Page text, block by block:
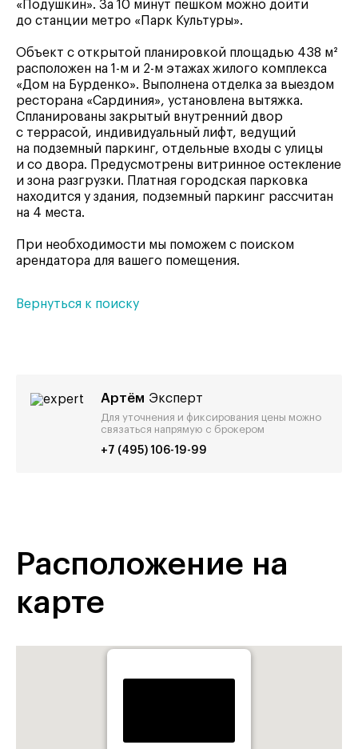
«Подушкин». За 10 минут пешком можно дойти
до станции метро «Парк Культуры».
Объект с открытой планировкой площадью 438 м²
расположен на 1-м и 2-м этажах жилого комплекса
«Дом на Бурденко». Выполнена отделка за выездом
ресторана «Сардиния», установлена вытяжка.
Спланированы закрытый внутренний двор
с террасой, индивидуальный лифт, ведущий
на подземный паркинг, отдельные входы с улицы
и со двора. Предусмотрены витринное остекление
и зона разгрузки. Платная городская парковка
находится у здания, подземный паркинг рассчитан
на 4 места.
При необходимости мы поможем с поиском
арендатора для вашего помещения.
Вернуться к поиску
Артём Эксперт
Для уточнения и фиксирования цены можно
связаться напрямую с брокером
+7 (495) 106-19-99
Расположение на
карте